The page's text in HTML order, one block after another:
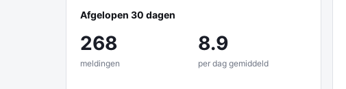
Afgelopen 30 dagen
268
meldingen
8.9
per dag gemiddeld